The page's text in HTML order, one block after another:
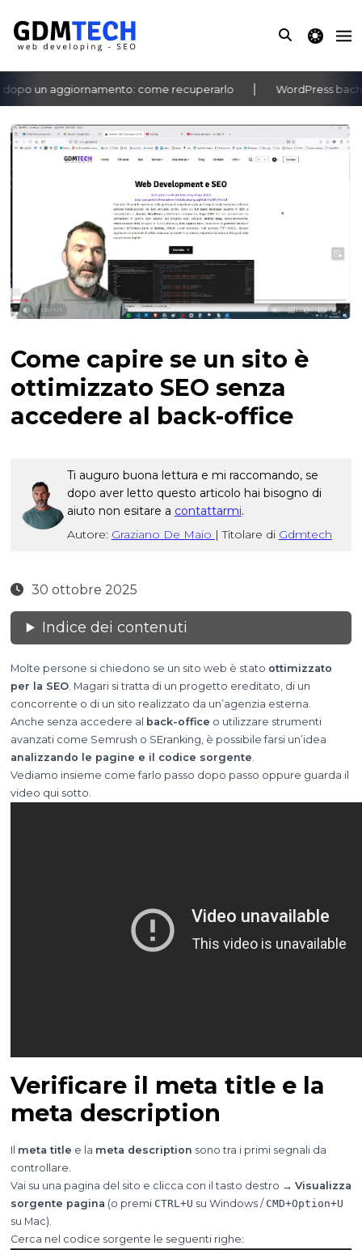
theme
un aggiornamento: come recuperarlo WordPress
‹ ›
Come capire se un sito è
ottimizzato SEO senza
accedere al back-office
Ti auguro buona lettura e mi raccomando, se
dopo aver letto questo articolo hai bisogno di
aiuto non esitare a contattarmi.
Autore: Graziano De Maio | Titolare di Gdmtech
30 ottobre 2025
Indice dei contenuti
Molte persone si chiedono se un sito web è stato ottimizzato
per la SEO. Magari si tratta di un progetto ereditato, di un
concorrente o di un sito realizzato da un’agenzia esterna.
Anche senza accedere al back-office o utilizzare strumenti
avanzati come Semrush o SEranking, è possibile farsi un’idea
analizzando le pagine e il codice sorgente.
Vediamo insieme come farlo passo dopo passo oppure guarda il
video qui sotto.
Verificare il meta title e la
meta description
Il meta title e la meta description sono tra i primi segnali da
controllare.
Vai su una pagina del sito e clicca con il tasto destro → Visualizza
sorgente pagina (o premi CTRL+U su Windows / CMD+Option+U
su Mac).
Cerca nel codice sorgente le seguenti righe: